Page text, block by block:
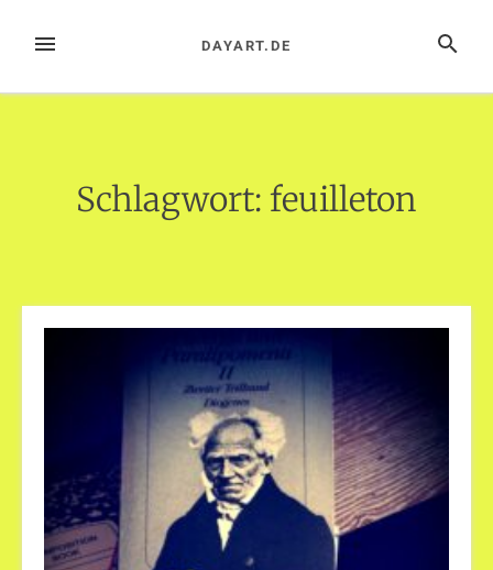
InhaltMENÜ SUCHE
DAYART.DE
Schlagwort: feuilleton